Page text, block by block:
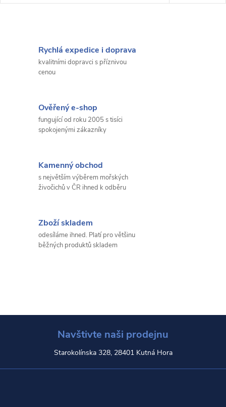
Rychlá expedice i doprava
kvalitními dopravci s příznivou
cenou
Ověřený e-shop
fungující od roku 2005 s tisíci
spokojenými zákazníky
Kamenný obchod
s největším výběrem mořských
živočichů v ČR ihned k odběru
Zboží skladem
odesíláme ihned. Platí pro většinu
běžných produktů skladem
Navštivte naši prodejnu
Starokolínska 328, 28401 Kutná Hora